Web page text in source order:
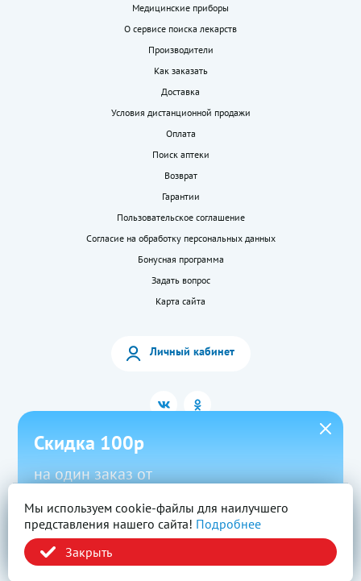
Медицинские приборы
О сервисе поиска лекарств
Производители
Как заказать
Доставка
Условия дистанционной продажи
Оплата
Поиск аптеки
Возврат
Гарантии
Пользовательское соглашение
Согласие на обработку персональных данных
Бонусная программа
Задать вопрос
Карта сайта
Личный кабинет
2026 © «LEKkupi»
Все права защищены.
Вся информация на сайте — собственность ООО «Моя аптека». Публикация с
сайта www.lekkupi.ru без разрешения запрещена.
ОГРН:1025404723585, Лицензия № Л042-01125-54/00269824.
Политика конфиденциальности
Мы используем cookie-файлы для наилучшего
представления нашего сайта! Подробнее
Закрыть
Скидка 100р
на один заказ от
Скачать
Промокод Новый